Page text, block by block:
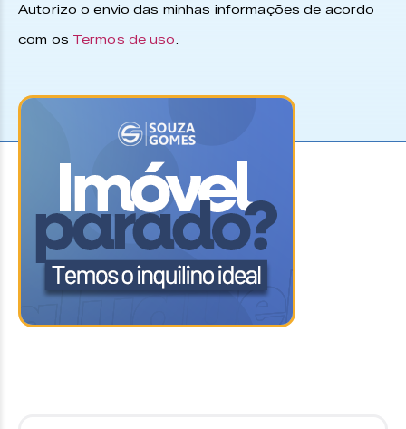
Autorizo o envio das minhas informações de acordo
com os Termos de uso.